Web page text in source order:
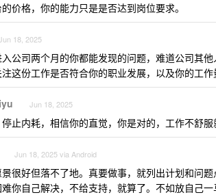
价格，你的能力只是是否达到岗位要求。
18, 2025
公司两个月的你都能发现的问题，难道公司其
这份工作是否符合你的职业发展，以及你的工
Jun 18, 2025
止内耗，相信你的直觉，你是对的，工作不舒服
Jun 18, 2025 via Android
很好但落不了地。真要做事，就列出计划和问
你自己解决，不给支持，就算了。不如放自己